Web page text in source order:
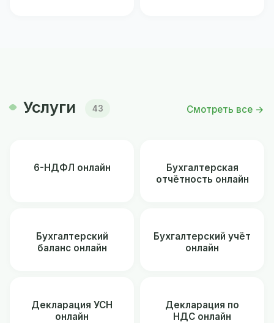
Услуги 43 Смотреть все →
6-НДФЛ онлайн
Бухгалтерская
отчётность онлайн
Бухгалтерский
баланс онлайн
Бухгалтерский учёт
онлайн
Декларация УСН
онлайн
Декларация по
НДС онлайн